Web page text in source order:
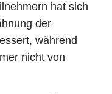
hat sich
der
während
nicht von